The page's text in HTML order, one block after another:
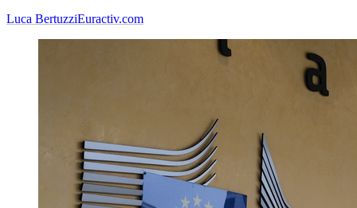
Luca BertuzziEuractiv.com